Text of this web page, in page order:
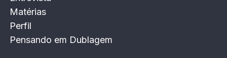
Matérias
Perfil
Pensando em Dublagem